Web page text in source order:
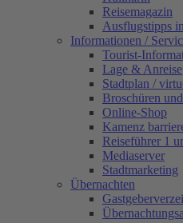
Reisemagazin
Ausflugstipps
Informationen /
Tourist-
Lage & Anreise
Stadtplan /
Broschüren
Online-Shop
Kamenz
Reiseführer 1
Mediaserver
Stadtmarketing
Übernachten